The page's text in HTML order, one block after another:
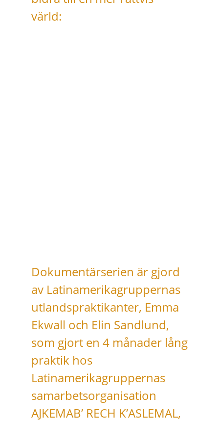
värld:
Dokumentärserien är gjord
av Latinamerikagruppernas
utlandspraktikanter, Emma
Ekwall och Elin Sandlund,
som gjort en 4 månader lång
praktik hos
Latinamerikagruppernas
samarbetsorganisation
AJKEMAB’ RECH K’ASLEMAL,